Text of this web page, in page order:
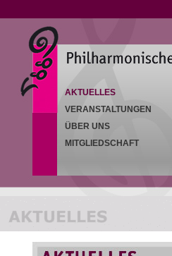
AKTUELLES
VERANSTALTUNGEN
ÜBER UNS
MITGLIEDSCHAFT